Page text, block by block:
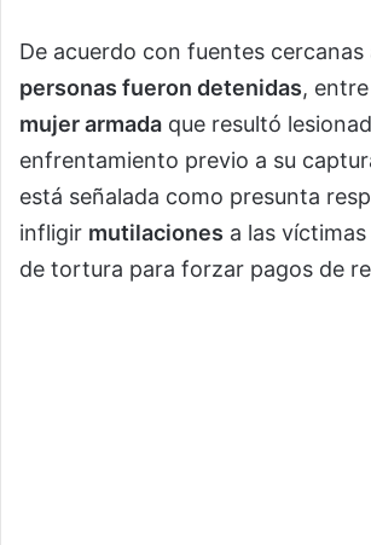
De acuerdo con fuentes cercanas
personas fueron detenidas,
mujer armada que resultó
enfrentamiento previo a su
está señalada como presunta
infligir mutilaciones a las
de tortura para forzar pagos de